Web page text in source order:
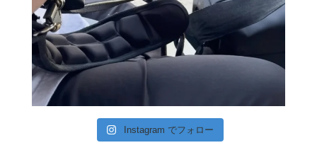
Instagram でフォロー